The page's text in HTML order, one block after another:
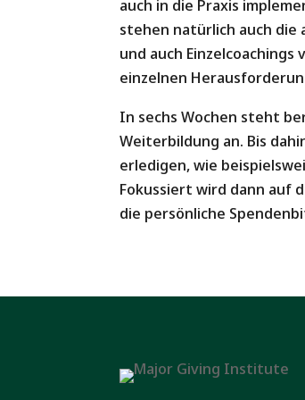
auch in die Praxis
stehen natürlich auch
und auch Einzelcoachings
einzelnen
In sechs Wochen steht
Weiterbildung an. Bis
erledigen, wie
Fokussiert wird dann auf
die persönliche